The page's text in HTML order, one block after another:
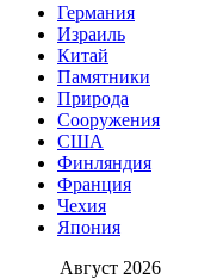
Германия
Израиль
Китай
Памятники
Природа
Сооружения
США
Финляндия
Франция
Чехия
Япония
Август 2026